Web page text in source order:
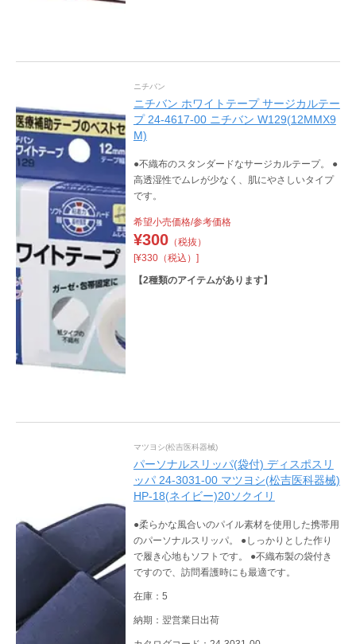
ニチバン
ニチバン ホワイトテープ サージカルテー
プ 24-4617-00 ニチバン W129(12MMX9
M)
●不織布のスタンダードなサージカルテープ。 ●
高透湿性でムレが少なく、肌にやさしいタイプ
です。
希望小売価格/参考価格
¥300（税抜）
[¥330（税込）]
【2種類のアイテムがあります】
マツヨシ(松吉医科器械)
パーソナルスリッパ(袋付) ディスポスリ
ッパ 24-3031-00 マツヨシ(松吉医科器械)
HP-18(ネイビー)20ソクイリ
●柔らかな風合いのパイル素材を使用した携帯用
のパーソナルスリッパ。 ●しっかりとした作り
で履き心地もソフトです。 ●不織布製の袋付き
ですので、訪問看護時にも最適です。
在庫：5
納期：翌営業日出荷